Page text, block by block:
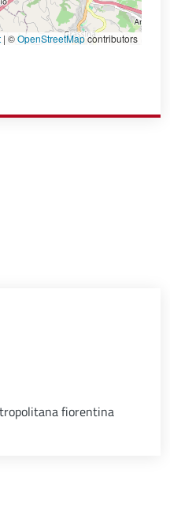
| ©OpenStreetMapcontributors
fiorentina